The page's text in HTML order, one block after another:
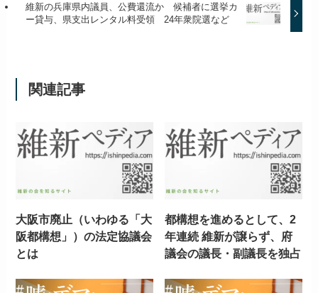
維新の兵庫県内議員、公費還流か 候補者に選挙カ
ー貸与、県支出レンタル料受領 24年衆院選など
関連記事
大阪市廃止（いわゆる「大
阪都構想」）の法定協議会
とは
都構想を進めるとして、2
年連続 維新が譲らず、府
議会の議長・副議長を独占